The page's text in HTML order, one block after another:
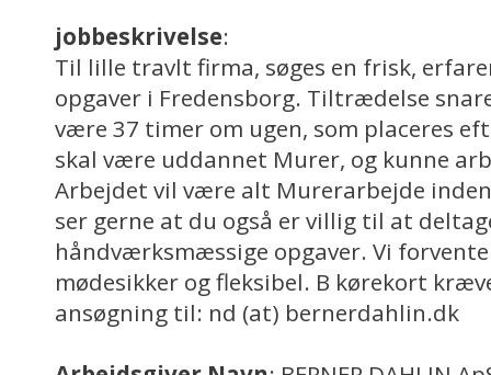
jobbeskrivelse:
Til lille travlt firma, søges en frisk,
opgaver i Fredensborg. Tiltrædelse
være 37 timer om ugen, som placeres
skal være uddannet Murer, og kunne
Arbejdet vil være alt Murerarbejde
ser gerne at du også er villig til at
håndværksmæssige opgaver. Vi
mødesikker og fleksibel. B kørekort
ansøgning til: nd (at) bernerdahlin.dk